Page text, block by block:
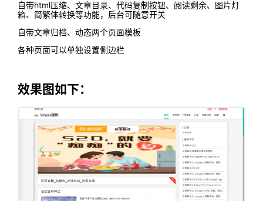
自带html压缩、文章目录、代码复制按钮、阅读剩余、图片灯
箱、简繁体转换等功能，后台可随意开关
自带文章归档、动态两个页面模板
各种页面可以单独设置侧边栏
效果图如下：